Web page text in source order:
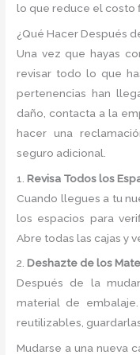
lo que reduce el costo
¿Qué Hacer Después
Una vez que hayas
revisar todo lo que
pertenencias han
daño, contacta a la
hacer una
seguro adicional.
1.Revisa Todos los
Cuando llegues a tu
los espacios para
Abre todas las cajas y
2.Deshazte de los
Después de la
material de
reutilizables,
Mudarse a una nueva